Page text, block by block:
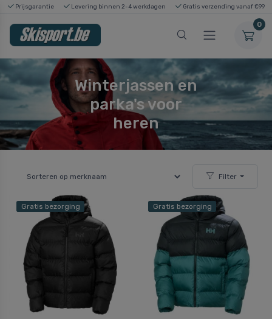
Prijsgarantie Levering binnen 2-4 werkdagen Gratis verzending vanaf €99
0
Winterjassen en
parka's voor
heren
Filter
Gratis bezorging Gratis bezorging